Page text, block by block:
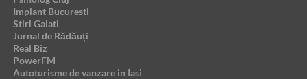
Implant Bucuresti
Stiri Galati
Jurnal de Rădăuți
Real Biz
PowerFM
Autoturisme de vanzare in Iasi